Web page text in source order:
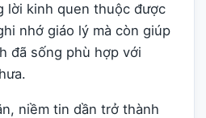
lời kinh quen thuộc được
nhớ giáo lý mà còn giúp
đã sống phù hợp với
niềm tin dần trở thành